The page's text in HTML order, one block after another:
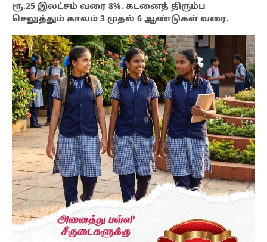
ரூ.25 இலட்சம் வரை 8%. கடனைத் திரும்ப
செலுத்தும் காலம் 3 முதல் 6 ஆண்டுகள் வரை.